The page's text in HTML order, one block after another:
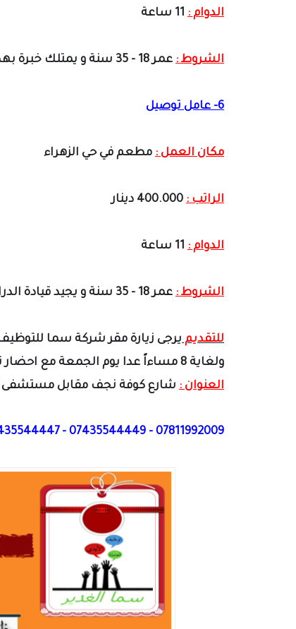
الدوام :
الشروط : عمر 18 - 35 سنة و يمتلك خبرة بهذا المجال
6- عامل توصيل
مكان العمل : مطعم في حي الزهراء
الراتب :
الدوام :
الشروط : عمر 18 - 35 سنة و يجيد قيادة الدراجة
للتقديم
ولغاية 8 مساءاً عدا يوم الجمعة مع احضار نسخة من المستمسكات الاربعة و صورة و مستمسك اصلي.
العنوان : شارع كوفة نجف مقابل مستشفى
07811992009 - 07435544449 - 07435544447